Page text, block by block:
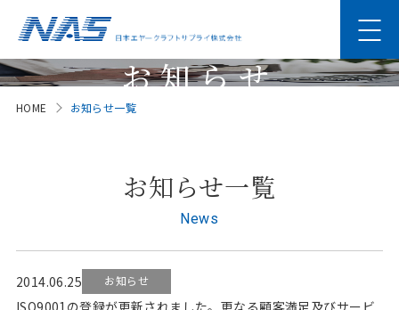
お知らせ
HOME お知らせ一覧
お知らせ一覧
News
2014.06.25 お知らせ
ISO9001の登録が更新されました。更なる顧客満足及びサービ